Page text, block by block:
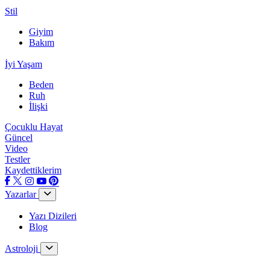
Stil
Giyim
Bakım
İyi Yaşam
Beden
Ruh
İlişki
Çocuklu Hayat
Güncel
Video
Testler
Kaydettiklerim
Yazarlar
Yazı Dizileri
Blog
Astroloji